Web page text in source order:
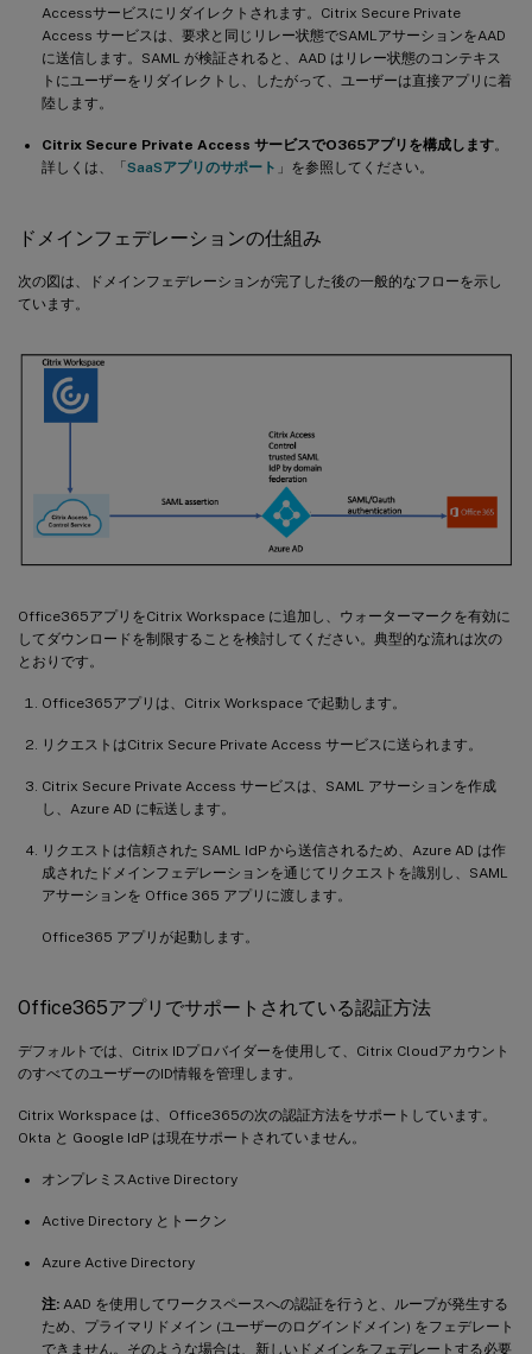
Accessサービスにリダイレクトされます。Citrix Secure Private
Access サービスは、要求と同じリレー状態でSAMLアサーションをAAD
に送信します。SAML が検証されると、AAD はリレー状態のコンテキス
トにユーザーをリダイレクトし、したがって、ユーザーは直接アプリに着
陸します。
Citrix Secure Private Access サービスでO365アプリを構成します。
詳しくは、「SaaSアプリのサポート 」を参照してください。
ドメインフェデレーションの仕組み
次の図は、ドメインフェデレーションが完了した後の一般的なフローを示し
ています。
Office365アプリをCitrix Workspace に追加し、ウォーターマークを有効に
してダウンロードを制限することを検討してください。典型的な流れは次の
とおりです。
Office365アプリは、Citrix Workspace で起動します。
リクエストはCitrix Secure Private Access サービスに送られます。
Citrix Secure Private Access サービスは、SAML アサーションを作成
し、Azure AD に転送します。
リクエストは信頼された SAML IdP から送信されるため、Azure AD は作
成されたドメインフェデレーションを通じてリクエストを識別し、SAML
アサーションを Office 365 アプリに渡します。
Office365 アプリが起動します。
Office365アプリでサポートされている認証方法
デフォルトでは、Citrix IDプロバイダーを使用して、Citrix Cloudアカウント
のすべてのユーザーのID情報を管理します。
Citrix Workspace は、Office365の次の認証方法をサポートしています。
Okta と Google IdP は現在サポートされていません。
オンプレミスActive Directory
Active Directory とトークン
Azure Active Directory
注: AAD を使用してワークスペースへの認証を行うと、ループが発生する
ため、プライマリドメイン (ユーザーのログインドメイン) をフェデレート
できません。そのような場合は、新しいドメインをフェデレートする必要